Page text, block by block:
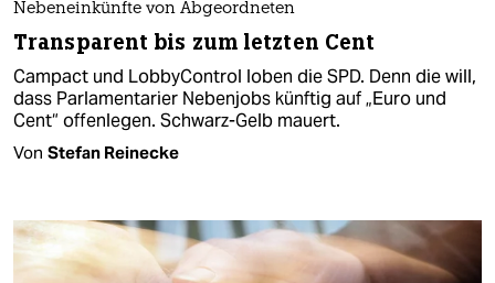
Nebeneinkünfte von Abgeordneten
Transparent bis zum letzten Cent
Campact und LobbyControl loben die SPD. Denn die will,
dass Parlamentarier Nebenjobs künftig auf „Euro und
Cent“ offenlegen. Schwarz-Gelb mauert.
Von Stefan Reinecke